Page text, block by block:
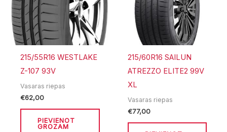
215/55R16 WESTLAKE
Z-107 93V
Vasaras riepas
€62,00
PIEVIENOT
GROZAM
215/60R16 SAILUN
ATREZZO ELITE2 99V
XL
Vasaras riepas
€77,00